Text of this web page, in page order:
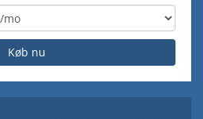
Køb nu